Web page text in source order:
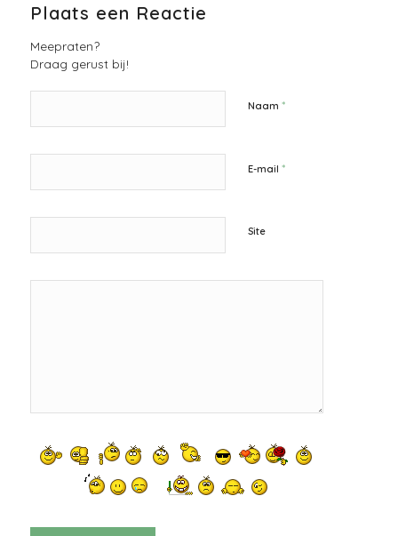
Plaats een Reactie
Meepraten?
Draag gerust bij!
Naam *
E-mail *
Site